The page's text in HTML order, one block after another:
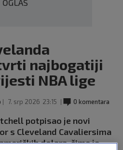
OGLAS
najbogatiji
NBA lige
7. srp 2026 23:15 0 komentara
potpisao je novi
s Cleveland Cavaliersima
dolara, čime je